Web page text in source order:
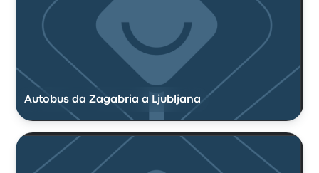
Autobus da Zagabria a Ljubljana